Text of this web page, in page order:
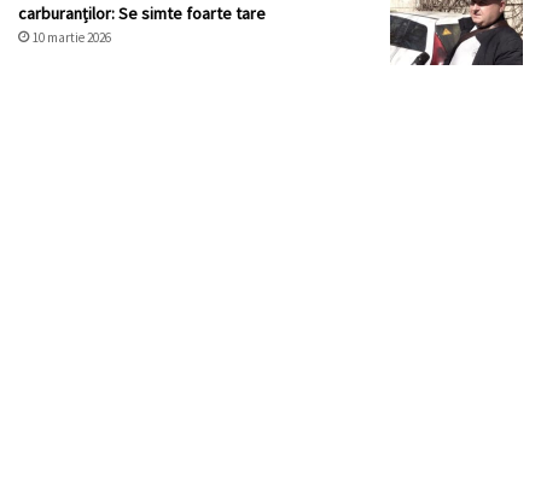
carburanților: Se simte foarte tare
10 martie 2026